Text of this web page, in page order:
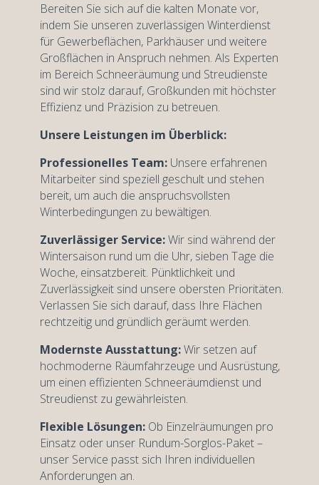
Bereiten Sie sich auf die kalten Monate vor,
indem Sie unseren zuverlässigen Winterdienst
für Gewerbeflächen, Parkhäuser und weitere
Großflächen in Anspruch nehmen. Als Experten
im Bereich Schneeräumung und Streudienste
sind wir stolz darauf, Großkunden mit höchster
Effizienz und Präzision zu betreuen.
Unsere Leistungen im Überblick:
Professionelles Team:Unsere erfahrenen
Mitarbeiter sind speziell geschult und stehen
bereit, um auch die anspruchsvollsten
Winterbedingungen zu bewältigen.
Zuverlässiger Service:Wir sind während der
Wintersaison rund um die Uhr, sieben Tage die
Woche, einsatzbereit. Pünktlichkeit und
Zuverlässigkeit sind unsere obersten Prioritäten.
Verlassen Sie sich darauf, dass Ihre Flächen
rechtzeitig und gründlich geräumt werden.
Modernste Ausstattung:Wir setzen auf
hochmoderne Räumfahrzeuge und Ausrüstung,
um einen effizienten Schneeräumdienst und
Streudienst zu gewährleisten.
Flexible Lösungen:Ob Einzelräumungen pro
Einsatz oder unser Rundum-Sorglos-Paket –
unser Service passt sich Ihren individuellen
Anforderungen an.